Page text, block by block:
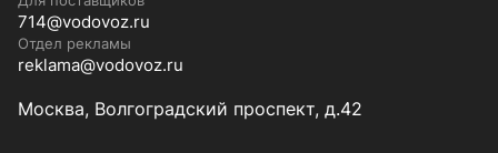
714@vodovoz.ru
Отдел рекламы
reklama@vodovoz.ru
Москва, Волгоградский проспект, д.42